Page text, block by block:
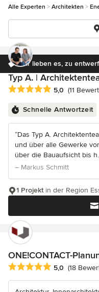
Alle Experten Architekten
Wir lieben es, zu
Typ A. |
Durchschnittliche
5,0 (11
Schnelle Antwortzeit
“Das Typ A.
und über alle Gewerke
über die Bauaufsicht bis
– Markus Schmitt
1 Projektin der Region
ONE!CONTACT-
Durchschnittliche
5,0 (18